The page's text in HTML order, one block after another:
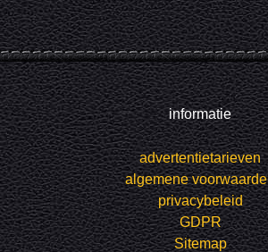
informatie
advertentietarieven
algemene
privacybeleid
GDPR
Sitemap